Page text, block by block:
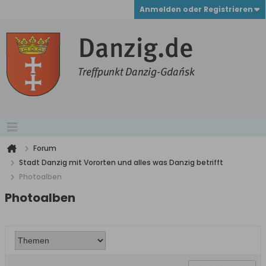
Anmelden oder Registrieren
Forum
Stadt Danzig mit Vororten und alles was Danzig betrifft
Photoalben
Photoalben